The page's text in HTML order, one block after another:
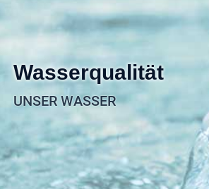
Wasserqualität
UNSER WASSER